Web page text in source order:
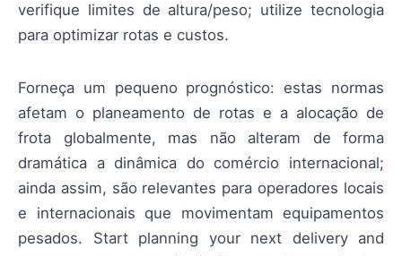
verifique limites de altura/peso; utilize tecnologia
para optimizar rotas e custos.
Forneça um pequeno prognóstico: estas normas
afetam o planeamento de rotas e a alocação de
frota globalmente, mas não alteram de forma
dramática a dinâmica do comércio internacional;
ainda assim, são relevantes para operadores locais
e internacionais que movimentam equipamentos
pesados. Start planning your next delivery and